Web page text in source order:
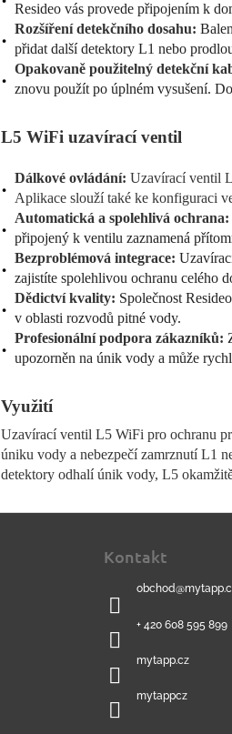
Resideo vás provede připojením k
Rozšíření detekčního dosahu:
přidat další detektory L1 nebo
Opakovaně použitelný detekční
znovu použít po úplném vysušení.
L5 WiFi uzavírací ventil
Dálkové ovládání: Uzavírací ventil
Aplikace slouží také ke konfiguraci
Automatická a spolehlivá ochrana:
připojený k ventilu zaznamená
Bezproblémová integrace:
zajistíte spolehlivou ochranu celého
Dědictví kvality: Společnost
v oblasti rozvodů pitné vody.
Profesionální podpora zákazníků:
upozorněn na únik vody a může
Využití
Uzavírací ventil L5 WiFi pro ochranu
úniku vody a nebezpečí zamrznutí L1
detektory odhalí únik vody, L5
Kontakt
obchod@
+ 420 608 595 899
mytapp.cz
mytappcz